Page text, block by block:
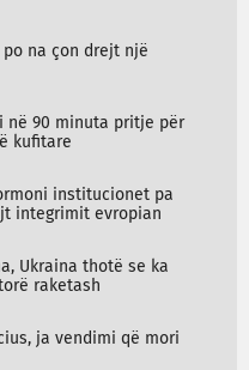
na çon drejt një
90 minuta pritje për
kufitare
institucionet pa
integrimit evropian
Ukraina thotë se ka
raketash
ja vendimi që mori